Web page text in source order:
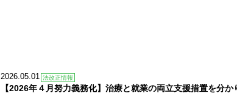
2026.05.01 法改正情報
【2026年４月努力義務化】治療と就業の両立支援措置を分か